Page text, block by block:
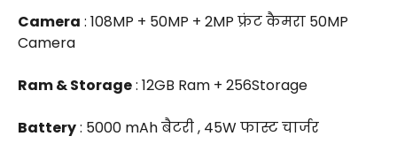
Camera : 108MP + 50MP + 2MP फ्रंट कैमरा 50MP
Camera
Ram & Storage: 12GB Ram + 256Storage
Battery: 5000 mAh बैटरी , 45W फास्ट चार्जर